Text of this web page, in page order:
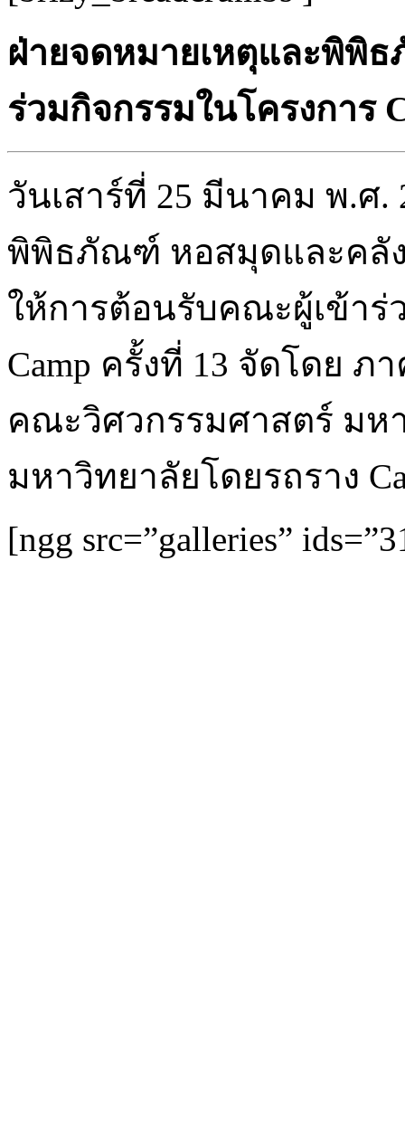
ฝ่ายจดหมายเหตุและพิพิ
ร่วมกิจกรรมในโครงการ
วันเสาร์ที่ 25 มีนาคม พ.ศ.
พิพิธภัณฑ์ หอสมุดและคลั
ให้การต้อนรับคณะผู้เข้าร่
Camp ครั้งที่ 13 จัดโดย
คณะวิศวกรรมศาสตร์ มห
มหาวิทยาลัยโดยรถราง
[ngg src=”galleries”